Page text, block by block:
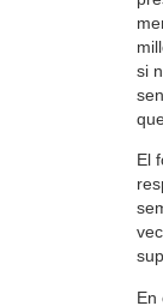
si
El
En